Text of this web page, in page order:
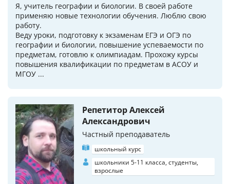
Я, учитель географии и биологии. В своей работе
применяю новые технологии обучения. Люблю свою
работу.
Веду уроки, подготовку к экзаменам ЕГЭ и ОГЭ по
географии и биологии, повышение успеваемости по
предметам, готовлю к олимпиадам. Прохожу курсы
повышения квалификации по предметам в АСОУ и
МГОУ ...
Репетитор Алексей
Александрович
Частный преподаватель
школьный курс
школьники 5-11 класса, студенты,
взрослые